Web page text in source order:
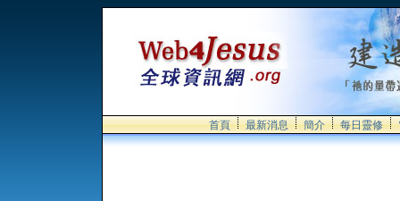
首頁 最新消息 簡介 每日靈修